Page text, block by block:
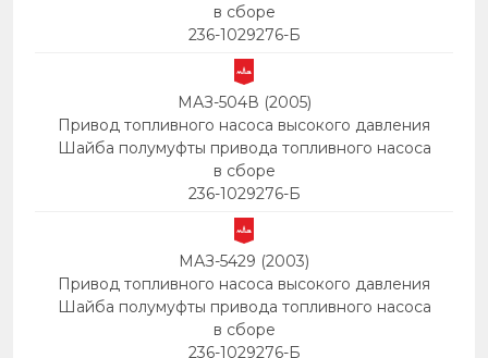
в сборе
236-1029276-Б
МАЗ-504В (2005)
Привод топливного насоса высокого давления
Шайба полумуфты привода топливного насоса
в сборе
236-1029276-Б
МАЗ-5429 (2003)
Привод топливного насоса высокого давления
Шайба полумуфты привода топливного насоса
в сборе
236-1029276-Б